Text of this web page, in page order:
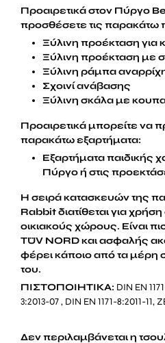
Προαιρετικάστον Πύργο
προσθέσετε τις παρακάτω
Ξύλινη προέκταση για
Ξύλινη προέκταση με
Ξύλινη ράμπα
Σχοινί ανάβασης
Ξύλινη σκάλα με
Προαιρετικάμπορείτε να
παρακάτω εξαρτήματα:
Εξαρτήματα παιδικής
Πύργο ή στις
Η σειρά κατασκευών της
Rabbit διατίθεται για χρήση
οικιακούς χώρους. Είναι
TÜV NORD και ασφαλής
φέρει κάποιο από τα μέρη
του.
ΠΙΣΤΟΠΟΙΗΤΙΚΑ: DIN EN
3:2013-07 , DIN EN 1171-8:2011-11,
Δεν περιλαμβάνεται η